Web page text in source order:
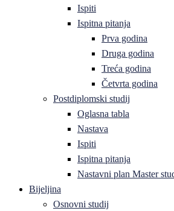
Ispiti
Ispitna pitanja
Prva godina
Druga godina
Treća godina
Četvrta godina
Postdiplomski studij
Oglasna tabla
Nastava
Ispiti
Ispitna pitanja
Nastavni plan Master
Bijeljina
Osnovni studij